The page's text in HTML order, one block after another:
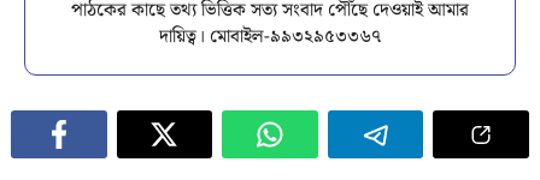
পাঠকের কাছে তথ্য ভিত্তিক সত্য সংবাদ পৌঁছে দেওয়াই আমার
দায়িত্ব। মোবাইল-৯৯৩২৯৫৩৩৬৭